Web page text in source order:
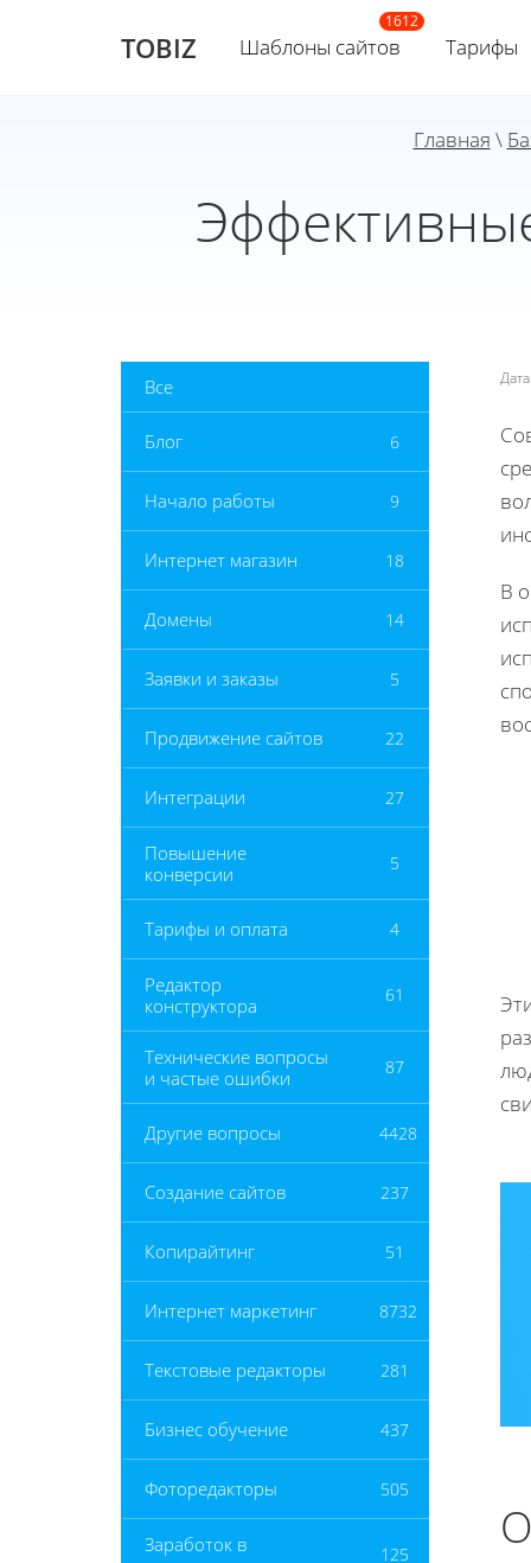
TOBIZ Шаблоны сайтов Тарифы
Главная \
Все
Блог 6
Начало работы 9
Интернет магазин 18
Домены 14
Заявки и заказы 5
Продвижение сайтов 22
Интеграции 27
Повышение
конверсии
5
Тарифы и оплата 4
Редактор
конструктора
61
Технические вопросы
и частые ошибки
87
Другие вопросы 4428
Создание сайтов 237
Копирайтинг 51
Интернет маркетинг 8732
Текстовые редакторы 281
Бизнес обучение 437
Фоторедакторы 505
Заработок в
125
В